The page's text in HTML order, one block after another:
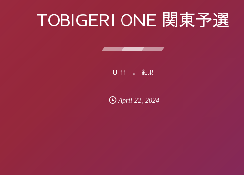
TOBIGERI ONE 関東予選
U-11 結果
April 22,2024